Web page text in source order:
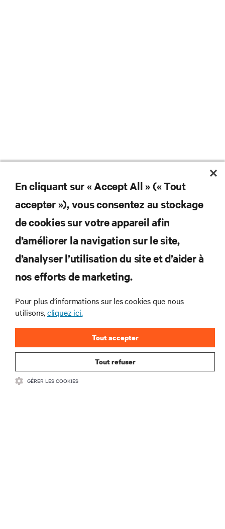
Ne manquez jamais une
offre
Joignez-vous à notre liste de diffusion
pour recevoir les dernières nouvelles sur
les produits et les mises à jour du
secteur de Vertiv.
En cliquant sur « Accept All » (« Tout
accepter »), vous consentez au stockage
de cookies sur votre appareil afin
d’améliorer la navigation sur le site,
d’analyser l’utilisation du site et d’aider à
nos efforts de marketing.
Pour plus d’informations sur les cookies que nous
utilisons,cliquez ici.
Tout refuser
Tout accepter
GÉRER LES COOKIES